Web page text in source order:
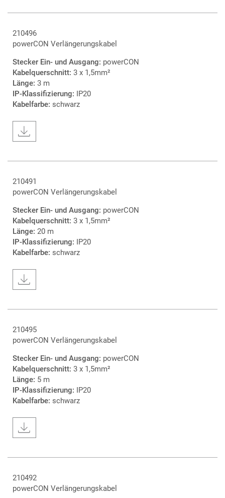
210496
powerCON Verlängerungskabel
Stecker Ein- und Ausgang: powerCON
Kabelquerschnitt: 3 x 1,5mm²
Länge: 3 m
IP-Klassifizierung: IP20
Kabelfarbe: schwarz
210491
powerCON Verlängerungskabel
Stecker Ein- und Ausgang: powerCON
Kabelquerschnitt: 3 x 1,5mm²
Länge: 20 m
IP-Klassifizierung: IP20
Kabelfarbe: schwarz
210495
powerCON Verlängerungskabel
Stecker Ein- und Ausgang: powerCON
Kabelquerschnitt: 3 x 1,5mm²
Länge: 5 m
IP-Klassifizierung: IP20
Kabelfarbe: schwarz
210492
powerCON Verlängerungskabel